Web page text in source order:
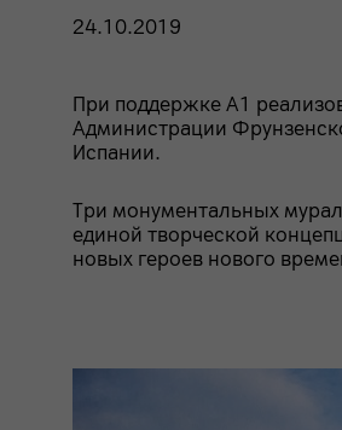
24.10.2019
При поддержке А1
Администрации
Испании.
Три монументальных
единой творческой
новых героев нового